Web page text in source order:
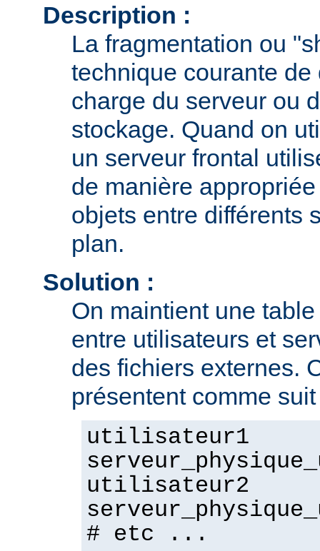
Description :
La fragmentation ou
technique courante
charge du serveur ou
stockage. Quand on
un serveur frontal
de manière
objets entre différents
plan.
Solution :
On maintient une
entre utilisateurs et
des fichiers externes.
présentent comme
utilisateur1
utilisateur2
# etc ...